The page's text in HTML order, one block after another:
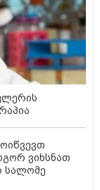
ვიხსნათ
სალომე